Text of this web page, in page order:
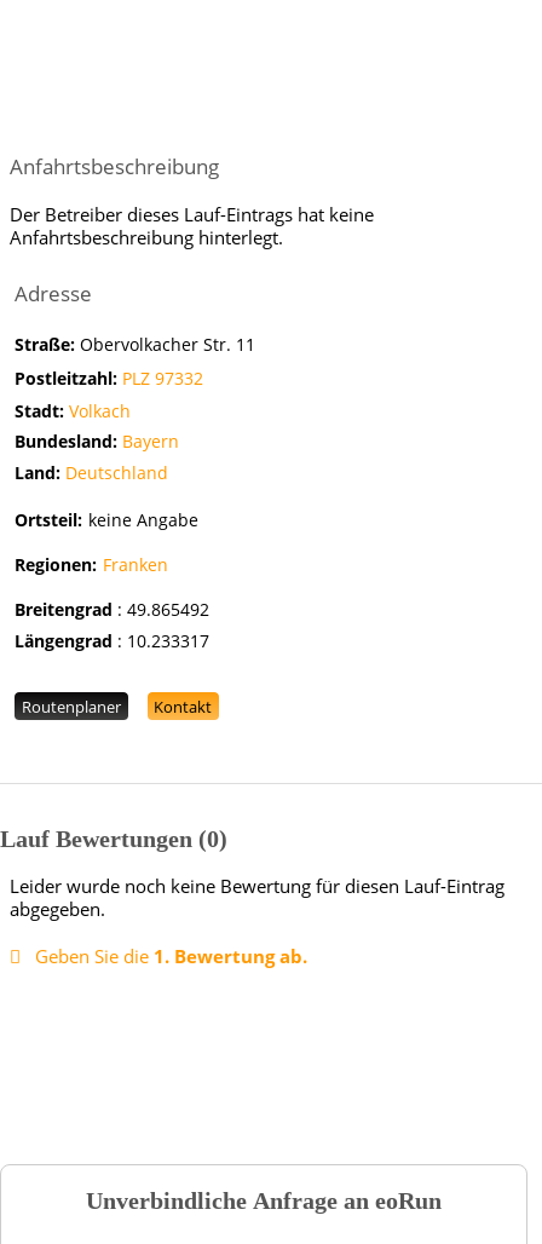
Anfahrtsbeschreibung
Der Betreiber dieses Lauf-Eintrags hat keine
Anfahrtsbeschreibung hinterlegt.
Adresse
Straße: Obervolkacher Str. 11
Postleitzahl: PLZ 97332
Stadt: Volkach
Bundesland: Bayern
Land: Deutschland
Ortsteil: keine Angabe
Regionen: Franken
Breitengrad : 49.865492
Längengrad : 10.233317
Routenplaner Kontakt
Lauf Bewertungen 0
Leider wurde noch keine Bewertung für diesen Lauf-Eintrag
abgegeben.
Geben Sie die 1. Bewertung ab.
Unverbindliche Anfrage an eoRun